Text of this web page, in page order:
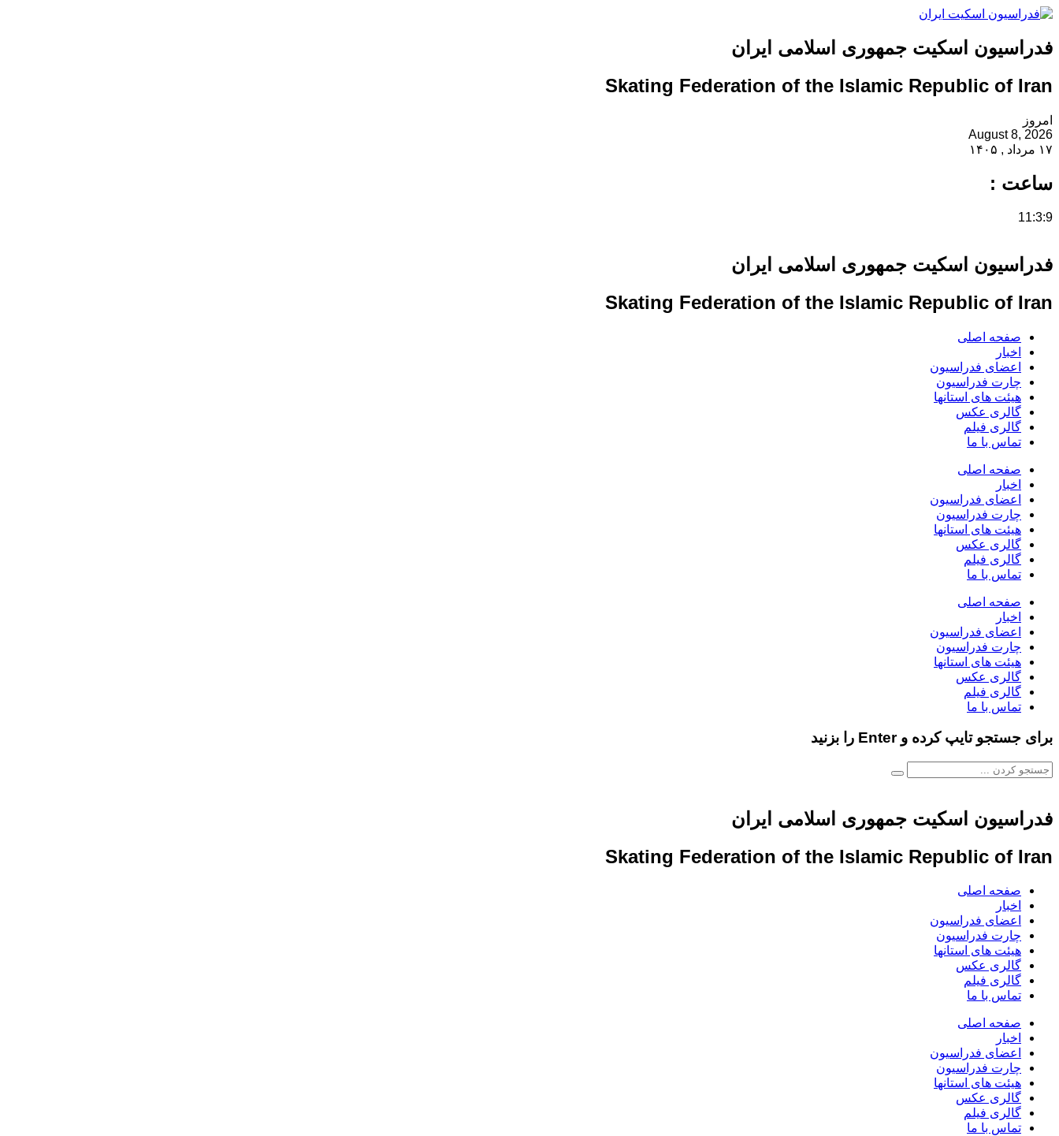
فدراسیون اسکیت جمهوری اسلامی ایران
Skating Federation of the Islamic Republic of Iran
امروز
August 8, 2026
۱۷ مرداد , ۱۴۰۵
ساعت :
11:3:10
فدراسیون اسکیت جمهوری اسلامی ایران
Skating Federation of the Islamic Republic of Iran
صفحه اصلی
اخبار
اعضای فدراسیون
چارت فدراسیون
هیئت های استانها
گالری عکس
گالری فیلم
تماس با ما
صفحه اصلی
اخبار
اعضای فدراسیون
چارت فدراسیون
هیئت های استانها
گالری عکس
گالری فیلم
تماس با ما
صفحه اصلی
اخبار
اعضای فدراسیون
چارت فدراسیون
هیئت های استانها
گالری عکس
گالری فیلم
تماس با ما
برای جستجو تایپ کرده و Enter را بزنید
فدراسیون اسکیت جمهوری اسلامی ایران
Skating Federation of the Islamic Republic of Iran
صفحه اصلی
اخبار
اعضای فدراسیون
چارت فدراسیون
هیئت های استانها
گالری عکس
گالری فیلم
تماس با ما
صفحه اصلی
اخبار
اعضای فدراسیون
چارت فدراسیون
هیئت های استانها
گالری عکس
گالری فیلم
تماس با ما